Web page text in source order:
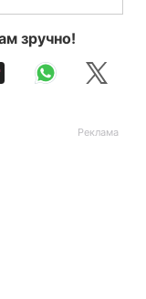
зручно!